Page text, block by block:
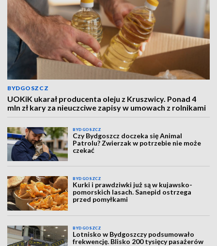
BYDGOSZCZ
UOKiK ukarał producenta oleju z Kruszwicy. Ponad 4
mln zł kary za nieuczciwe zapisy w umowach z rolnikami
BYDGOSZCZ
Czy Bydgoszcz doczeka się Animal
Patrolu? Zwierzak w potrzebie nie może
czekać
BYDGOSZCZ
Kurki i prawdziwki już są w kujawsko-
pomorskich lasach. Sanepid ostrzega
przed pomyłkami
BYDGOSZCZ
Lotnisko w Bydgoszczy podsumowało
frekwencję. Blisko 200 tysięcy pasażerów